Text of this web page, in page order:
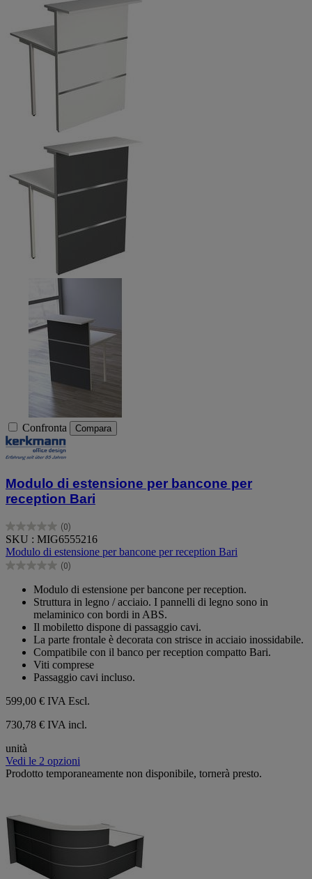
Confronta Compara
Modulo di estensione per bancone per
reception Bari
(0)
0.0
su
5
stelle.
SKU : MIG6555216
Modulo di estensione per bancone per reception Bari
(0)
0.0
Modulo di estensione per bancone per reception.
Struttura in legno / acciaio. I pannelli di legno sono in
melaminico con bordi in ABS.
Il mobiletto dispone di passaggio cavi.
La parte frontale è decorata con strisce in acciaio inossidabile.
Compatibile con il banco per reception compatto Bari.
Viti comprese
Passaggio cavi incluso.
599,00 € IVA Escl.
730,78 € IVA incl.
unità
Vedi le 2 opzioni
Prodotto temporaneamente non disponibile, tornerà presto.